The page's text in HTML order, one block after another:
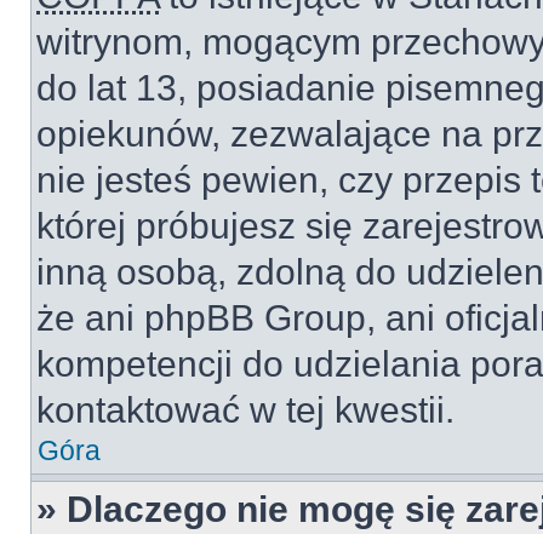
witrynom, mogącym
do lat 13, posiadanie
opiekunów, zezwalające na
nie jesteś pewien, czy przepis
której próbujesz się
inną osobą, zdolną do
że ani phpBB Group, ani
kompetencji do udzielania
kontaktować w tej kwestii.
Góra
» Dlaczego nie mogę się